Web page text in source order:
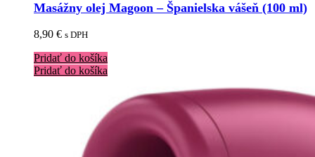
Masážny olej Magoon – Španielska vášeň (100 ml)
8,90 € s DPH
Pridať do košíka
Pridať do košíka